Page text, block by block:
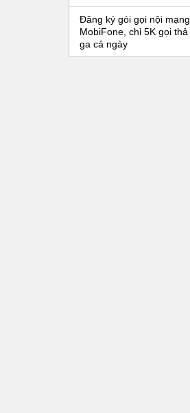
Đăng ký gói gọi nội mạng
MobiFone, chỉ 5K gọi thả
ga cả ngày